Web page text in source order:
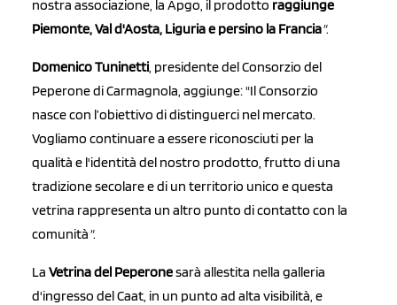
nostra associazione, la Apgo, il prodotto raggiunge
Piemonte, Val d'Aosta, Liguria e persino la Francia".
Domenico Tuninetti , presidente del Consorzio del
Peperone di Carmagnola, aggiunge: "Il Consorzio
nasce con l’obiettivo di distinguerci nel mercato.
Vogliamo continuare a essere riconosciuti per la
qualità e l'identità del nostro prodotto, frutto di una
tradizione secolare e di un territorio unico e questa
vetrina rappresenta un altro punto di contatto con la
comunità".
La Vetrina del Peperonesarà allestita nella galleria
d'ingresso del Caat, in un punto ad alta visibilità, e